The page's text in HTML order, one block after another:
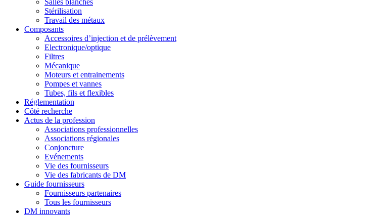
Stérilisation
Travail des métaux
Composants
Accessoires d’injection et de prélèvement
Electronique/optique
Filtres
Mécanique
Moteurs et entrainements
Pompes et vannes
Tubes, fils et flexibles
Réglementation
Côté recherche
Actus de la profession
Associations professionnelles
Associations régionales
Conjoncture
Evénements
Vie des fournisseurs
Vie des fabricants de DM
Guide fournisseurs
Fournisseurs partenaires
Tous les fournisseurs
DM innovants